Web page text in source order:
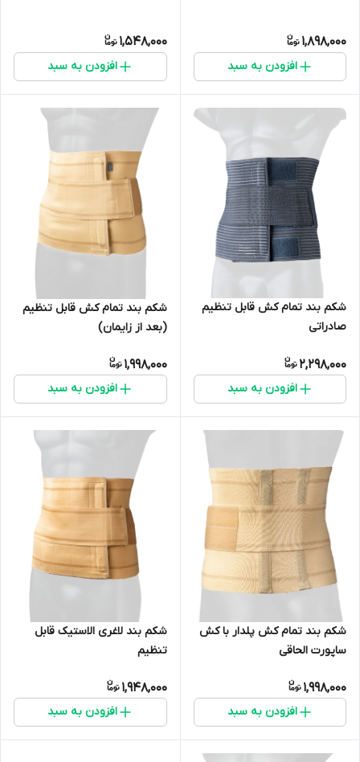
1,898,000
افزودن به سبد
1,548,000
افزودن به سبد
شکم بند تمام کش قابل تنظیم
صادراتی
2,298,000
افزودن به سبد
شکم بند تمام کش قابل تنظیم
(بعد از زایمان)
1,998,000
افزودن به سبد
شکم بند تمام کش پلدار با کش
ساپورت الحاقی
1,998,000
افزودن به سبد
شکم بند لاغری الاستیک قابل
تنظیم
1,948,000
افزودن به سبد